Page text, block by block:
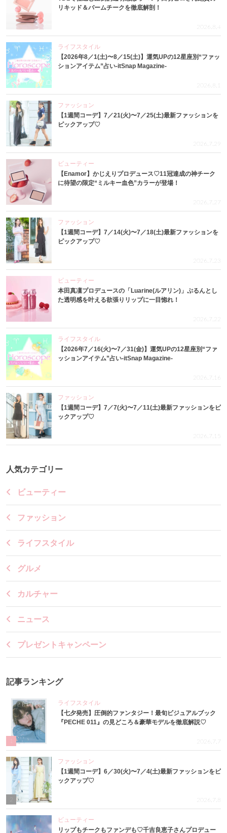
リキッド＆バームチークを徹底解剖！
2026.8.4
ライフスタイル
【2026年8／1(土)〜8／15(土)】運気UPの12星座別“ファッ
ションアイテム”占い-itSnap Magazine-
2026.8.1
ファッション
【1週間コーデ】7／21(火)〜7／25(土)最新ファッションを
ピックアップ♡
2026.7.29
ビューティー
【Enamor】かじえりプロデュース♡11冠達成の神チーク
に待望の限定“ミルキー血色”カラーが登場！
2026.7.27
ファッション
【1週間コーデ】7／14(火)〜7／18(土)最新ファッションを
ピックアップ♡
2026.7.23
ビューティー
本田真凜プロデュースの「Luarine(ルアリン)」ぷるんとし
た透明感を叶える欲張りリップに一目惚れ！
2026.7.22
ライフスタイル
【2026年7／16(火)〜7／31(金)】運気UPの12星座別“ファ
ッションアイテム”占い-itSnap Magazine-
2026.7.16
ファッション
【1週間コーデ】7／7(火)〜7／11(土)最新ファッションをピ
ックアップ♡
2026.7.15
人気カテゴリー
ビューティー
ファッション
ライフスタイル
グルメ
カルチャー
ニュース
プレゼントキャンペーン
記事ランキング
ライフスタイル
【七夕発売】圧倒的ファンタジー！最旬ビジュアルブック
『PECHE 011』の見どころ＆豪華モデルを徹底解説♡
2026.7.7
ファッション
【1週間コーデ】6／30(火)〜7／4(土)最新ファッションをピ
ックアップ♡
2026.7.8
ビューティー
リップもチークもファンデも♡千吉良恵子さんプロデュー